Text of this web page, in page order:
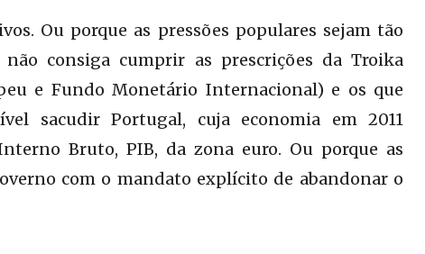
Ou porque as pressões populares sejam tão
consiga cumprir as prescrições da Troika
e Fundo Monetário Internacional) e os que
sacudir Portugal, cuja economia em 2011
Bruto, PIB, da zona euro. Ou porque as
com o mandato explícito de abandonar o